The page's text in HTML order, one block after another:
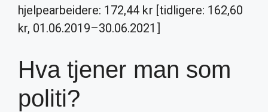
hjelpearbeidere: 172,44 kr [tidligere: 162,60
kr, 01.06.2019–30.06.2021]
Hva tjener man som
politi?